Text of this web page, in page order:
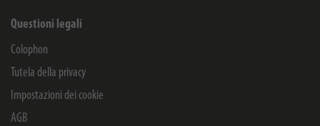
Questioni legali
Colophon
Tutela della privacy
Impostazioni dei cookie
AGB